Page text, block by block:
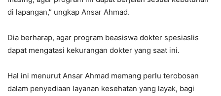
di lapangan,” ungkap Ansar Ahmad.
Dia berharap, agar program beasiswa dokter spesiaslis
dapat mengatasi kekurangan dokter yang saat ini.
Hal ini menurut Ansar Ahmad memang perlu terobosan
dalam penyediaan layanan kesehatan yang layak, bagi